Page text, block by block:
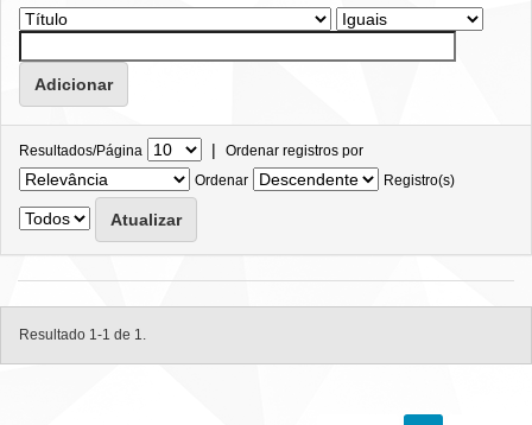
Resultados/Página | Ordenar registros por
Ordenar
Registro(s)
Resultado 1-1 de 1.